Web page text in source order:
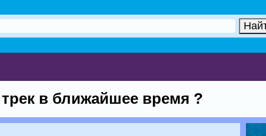
в ближайшее время ?